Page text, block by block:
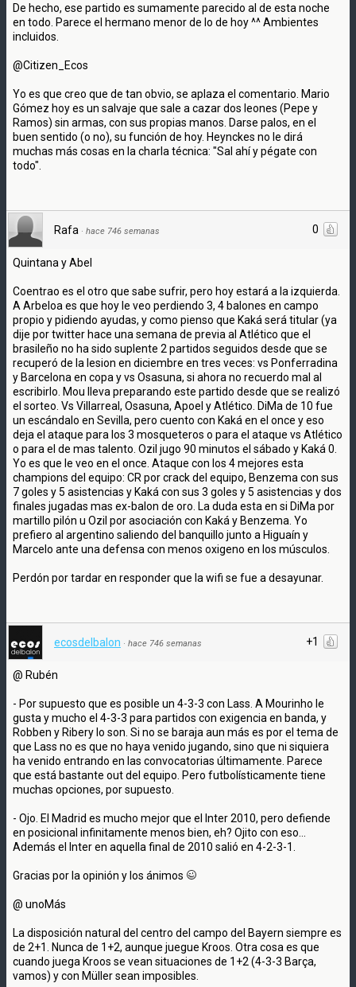
De hecho, ese partido es sumamente parecido al de esta noche
en todo. Parece el hermano menor de lo de hoy ^^ Ambientes
incluidos.
@Citizen_Ecos
Yo es que creo que de tan obvio, se aplaza el comentario. Mario
Gómez hoy es un salvaje que sale a cazar dos leones (Pepe y
Ramos) sin armas, con sus propias manos. Darse palos, en el
buen sentido (o no), su función de hoy. Heynckes no le dirá
muchas más cosas en la charla técnica: "Sal ahí y pégate con
todo".
0
Rafa · hace 746 semanas
Quintana y Abel
Coentrao es el otro que sabe sufrir, pero hoy estará a la izquierda.
A Arbeloa es que hoy le veo perdiendo 3, 4 balones en campo
propio y pidiendo ayudas, y como pienso que Kaká será titular (ya
dije por twitter hace una semana de previa al Atlético que el
brasileño no ha sido suplente 2 partidos seguidos desde que se
recuperó de la lesion en diciembre en tres veces: vs Ponferradina
y Barcelona en copa y vs Osasuna, si ahora no recuerdo mal al
escribirlo. Mou lleva preparando este partido desde que se realizó
el sorteo. Vs Villarreal, Osasuna, Apoel y Atlético. DiMa de 10 fue
un escándalo en Sevilla, pero cuento con Kaká en el once y eso
deja el ataque para los 3 mosqueteros o para el ataque vs Atlético
o para el de mas talento. Ozil jugo 90 minutos el sábado y Kaká 0.
Yo es que le veo en el once. Ataque con los 4 mejores esta
champions del equipo: CR por crack del equipo, Benzema con sus
7 goles y 5 asistencias y Kaká con sus 3 goles y 5 asistencias y dos
finales jugadas mas ex-balon de oro. La duda esta en si DiMa por
martillo pilón u Ozil por asociación con Kaká y Benzema. Yo
prefiero al argentino saliendo del banquillo junto a Higuaín y
Marcelo ante una defensa con menos oxigeno en los músculos.
Perdón por tardar en responder que la wifi se fue a desayunar.
+1
ecosdelbalon · hace 746 semanas
@ Rubén
- Por supuesto que es posible un 4-3-3 con Lass. A Mourinho le
gusta y mucho el 4-3-3 para partidos con exigencia en banda, y
Robben y Ribery lo son. Si no se baraja aun más es por el tema de
que Lass no es que no haya venido jugando, sino que ni siquiera
ha venido entrando en las convocatorias últimamente. Parece
que está bastante out del equipo. Pero futbolísticamente tiene
muchas opciones, por supuesto.
- Ojo. El Madrid es mucho mejor que el Inter 2010, pero defiende
en posicional infinitamente menos bien, eh? Ojito con eso...
Además el Inter en aquella final de 2010 salió en 4-2-3-1.
Gracias por la opinión y los ánimos
@ unoMás
La disposición natural del centro del campo del Bayern siempre es
de 2+1. Nunca de 1+2, aunque juegue Kroos. Otra cosa es que
cuando juega Kroos se vean situaciones de 1+2 (4-3-3 Barça,
vamos) y con Müller sean imposibles.